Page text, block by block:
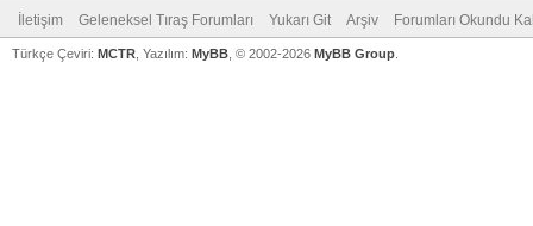
İletişim Geleneksel Tıraş Forumları Yukarı Git Arşiv Forumları Okundu
Türkçe Çeviri: MCTR , Yazılım: MyBB , © 2002-2026 MyBB Group